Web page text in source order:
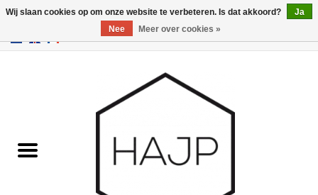
GBP/USD
Gadgets
Wij slaan cookies op om onze website te verbeteren. Is dat akkoord?
Ja
Nee
Meer over cookies »